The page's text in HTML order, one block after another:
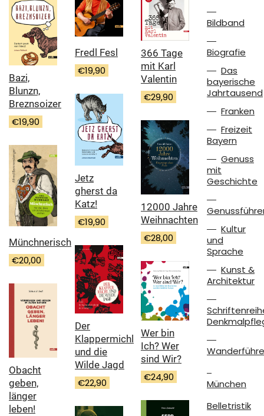
Fredl Fesl
€19,90
366 Tage
mit Karl
Valentin
€29,90
Bazi,
Blunzn,
Breznsoizer
€19,90
Jetz
gherst da
Katz!
€19,90
12000 Jahre
Weihnachten
€28,00
Münchnerisch
€20,00
Der
Klappermichl
und die
Wilde Jagd
€22,90
Wer bin
Ich? Wer
sind Wir?
€24,90
Obacht
geben,
länger
leben!
Bildband
Biografie
Das
bayerische
Jahrtausend
Franken
Freizeit
Bayern
Genuss
mit
Geschichte
Kultur
und
Sprache
Kunst &
Architektur
München
Belletristik